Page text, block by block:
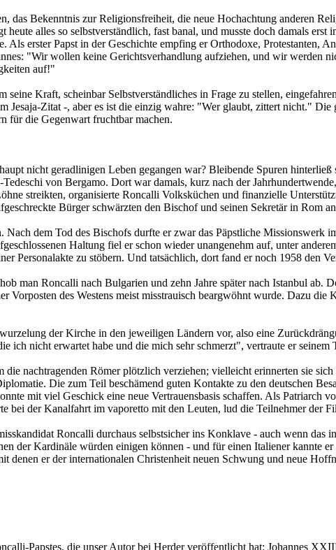
das Bekenntnis zur Religionsfreiheit, die neue Hochachtung anderen
alles so selbstverständlich, fast banal, und musste doch damals
Als erster Papst in der Geschichte empfing er Orthodoxe, Protestanten,
"Wir wollen keine Gerichtsverhandlung aufziehen, und wir werden
auf!"
Kraft, scheinbar Selbstverständliches in Frage zu stellen,
Jesaja-Zitat -, aber es ist die einzig wahre: "Wer glaubt, zittert nicht."
für die Gegenwart fruchtbar machen.
nicht geradlinigen Leben gegangen war? Bleibende Spuren
von Bergamo. Dort war damals, kurz nach der
streikten, organisierte Roncalli Volksküchen und finanzielle
Bürger schwärzten den Bischof und seinen Sekretär in Rom
dem Tod des Bischofs durfte er zwar das Päpstliche Missionswerk
Haltung fiel er schon wieder unangenehm auf, unter
Personalakte zu stöbern. Und tatsächlich, dort fand er noch 1958 den
man Roncalli nach Bulgarien und zehn Jahre später nach Istanbul ab.
Vorposten des Westens meist misstrauisch beargwöhnt wurde. Dazu
der Kirche in den jeweiligen Ländern vor, also eine
ich nicht erwartet habe und die mich sehr schmerzt", vertraute er seinem
nachtragenden Römer plötzlich verziehen; vielleicht erinnerten sie
Die zum Teil beschämend guten Kontakte zu den deutschen
mit viel Geschick eine neue Vertrauensbasis schaffen. Als Patriarch
bei der Kanalfahrt im vaporetto mit den Leuten, lud die Teilnehmer der
Roncalli durchaus selbstsicher ins Konklave - auch wenn das
der Kardinäle würden einigen können - und für einen Italiener kannte
denen er der internationalen Christenheit neuen Schwung und neue
Papstes, die unser Autor bei Herder veröffentlicht hat: Johannes